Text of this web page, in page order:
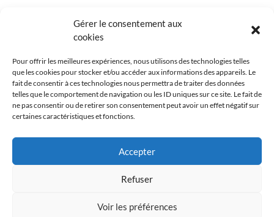
Gérer le consentement aux
cookies
Pour offrir les meilleures expériences, nous utilisons des technologies telles
que les cookies pour stocker et/ou accéder aux informations des appareils. Le
fait de consentir à ces technologies nous permettra de traiter des données
telles que le comportement de navigation ou les ID uniques sur ce site. Le fait de
ne pas consentir ou de retirer son consentement peut avoir un effet négatif sur
certaines caractéristiques et fonctions.
Accepter
Refuser
Voir les préférences
Politique de cookies (UE)
| Designed by:Theme Freesia| WordPress